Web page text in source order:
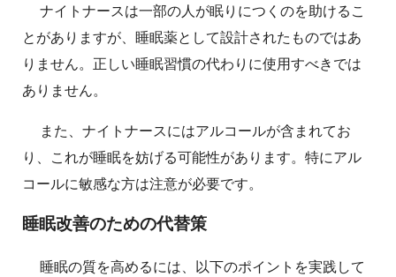
ナイトナースは一部の人が眠りにつくのを助けるこ
とがありますが、睡眠薬として設計されたものではあ
りません。正しい睡眠習慣の代わりに使用すべきでは
ありません。
また、ナイトナースにはアルコールが含まれてお
り、これが睡眠を妨げる可能性があります。特にアル
コールに敏感な方は注意が必要です。
睡眠改善のための代替策
睡眠の質を高めるには、以下のポイントを実践して